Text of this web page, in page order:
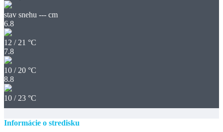
stav snehu --- cm
6.8
12 / 21 °C
7.8
10 / 20 °C
8.8
10 / 23 °C
Informácie o stredisku